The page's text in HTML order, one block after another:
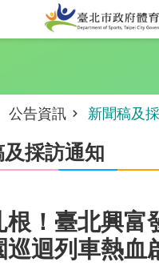
公告資訊 新聞稿及
採訪通知
根！臺北興富
巡迴列車熱血